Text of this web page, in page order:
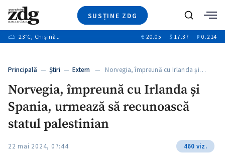
SUSȚINE ZDG
Ştiri
+7
Video
Special
+1
+1
+2
Caută
23°C, Chișinău € 20.05 $ 17.37 ₽ 0.214
Principală — Ştiri — Extern — Norvegia, împreună cu Irlanda și…
Norvegia, împreună cu Irlanda și
Spania, urmează să recunoască
statul palestinian
22 mai 2024, 07:44 460 viz.